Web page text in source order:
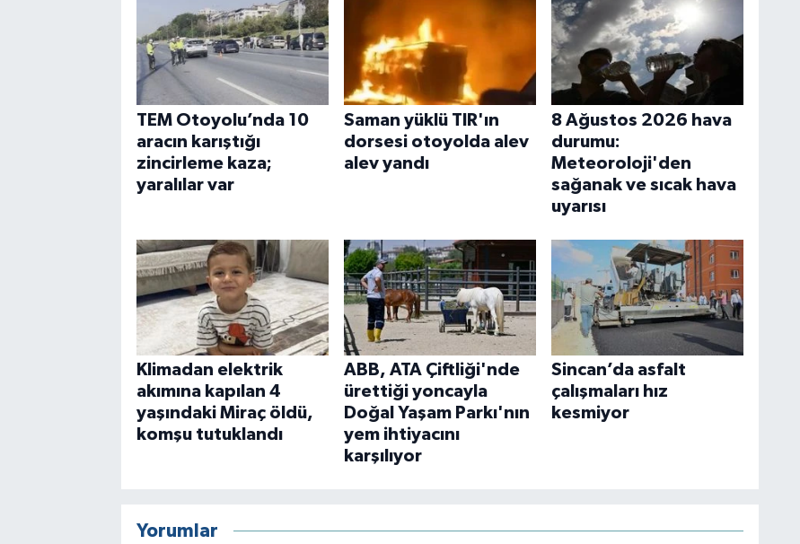
TEM Otoyolu’nda 10
aracın karıştığı
zincirleme kaza;
yaralılar var
Saman yüklü TIR'ın
dorsesi otoyolda alev
alev yandı
8 Ağustos 2026 hava
durumu:
Meteoroloji'den
sağanak ve sıcak hava
uyarısı
Klimadan elektrik
akımına kapılan 4
yaşındaki Miraç öldü,
komşu tutuklandı
ABB, ATA Çiftliği'nde
ürettiği yoncayla
Doğal Yaşam Parkı'nın
yem ihtiyacını
karşılıyor
Sincan’da asfalt
çalışmaları hız
kesmiyor
Yorumlar